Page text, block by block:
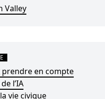
Valley
en compte
l’IA
vie civique